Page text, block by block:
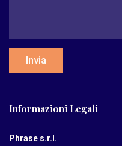
Invia
Informazioni Legali
Phrase s.r.l.